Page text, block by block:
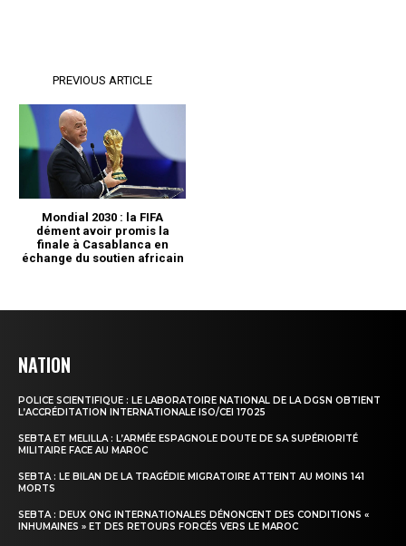
NATION
POLICE SCIENTIFIQUE : LE LABORATOIRE NATIONAL DE LA DGSN OBTIENT
L’ACCRÉDITATION INTERNATIONALE ISO/CEI 17025
SEBTA ET MELILLA : L’ARMÉE ESPAGNOLE DOUTE DE SA SUPÉRIORITÉ
MILITAIRE FACE AU MAROC
SEBTA : LE BILAN DE LA TRAGÉDIE MIGRATOIRE ATTEINT AU MOINS 141
MORTS
SEBTA : DEUX ONG INTERNATIONALES DÉNONCENT DES CONDITIONS «
INHUMAINES » ET DES RETOURS FORCÉS VERS LE MAROC